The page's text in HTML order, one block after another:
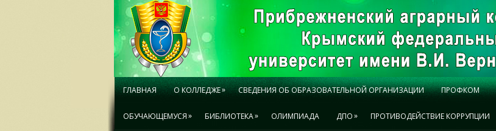
ГЛАВНАЯ О КОЛЛЕДЖЕ» СВЕДЕНИЯ ОБ ОБРАЗОВАТЕЛЬНОЙ ОРГАНИЗАЦИИ ПРОФКОМ
ОБУЧАЮЩЕМУСЯ» БИБЛИОТЕКА» ОЛИМПИАДА ДПО» ПРОТИВОДЕЙСТВИЕ КОРРУПЦИИ